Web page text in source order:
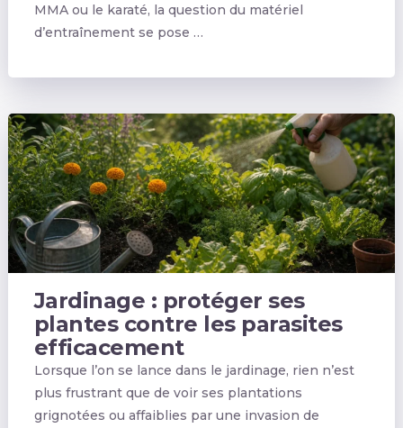
MMA ou le karaté, la question du matériel
d’entraînement se pose …
Jardinage : protéger ses
plantes contre les parasites
efficacement
Lorsque l’on se lance dans le jardinage, rien n’est
plus frustrant que de voir ses plantations
grignotées ou affaiblies par une invasion de